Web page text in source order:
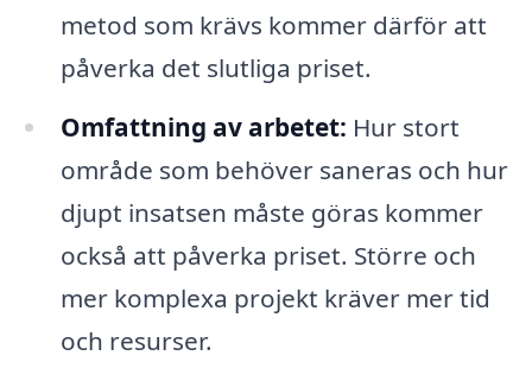
metod som krävs kommer därför att
påverka det slutliga priset.
Omfattning av arbetet: Hur stort
område som behöver saneras och hur
djupt insatsen måste göras kommer
också att påverka priset. Större och
mer komplexa projekt kräver mer tid
och resurser.